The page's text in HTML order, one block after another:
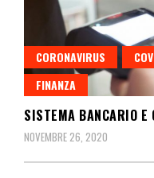
CORONAVIRUS
FINANZA
SISTEMA BANCARIO E
NOVEMBRE 26, 2020